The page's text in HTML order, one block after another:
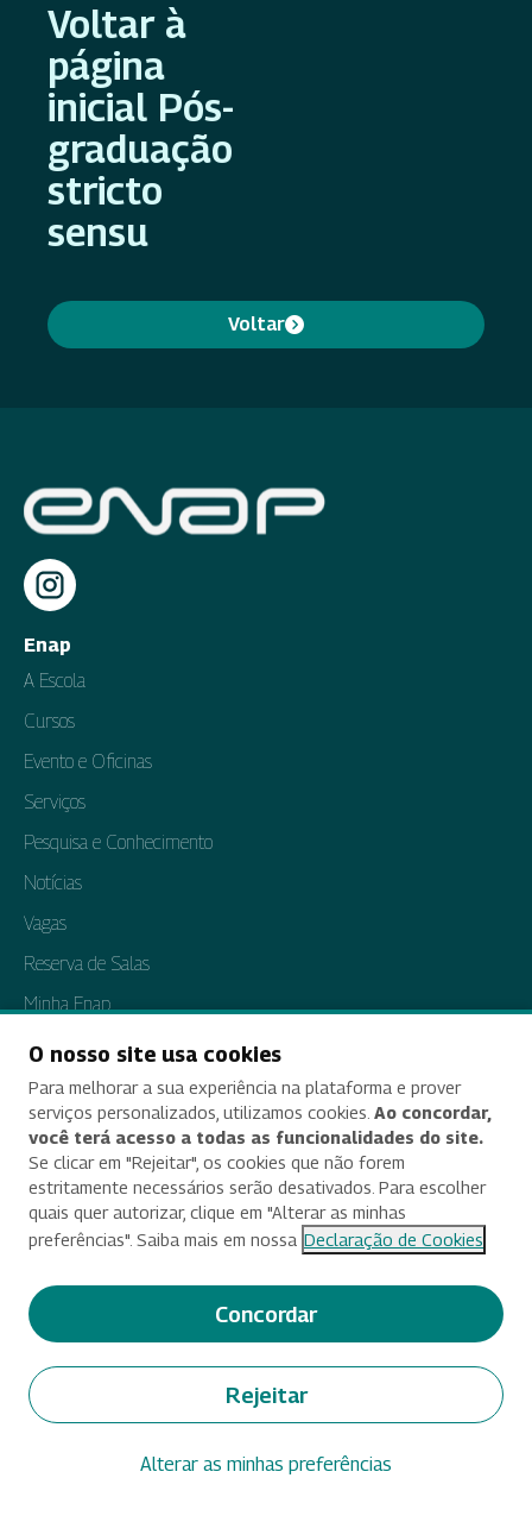
Voltar à
página
inicial Pós-
graduação
stricto
sensu
Voltar
Enap
A Escola
Cursos
Evento e Oficinas
Serviços
Pesquisa e Conhecimento
Notícias
Vagas
Reserva de Salas
Minha Enap
Fale Conosco
Acesso à Informação
Institucional
Ações e Programas
Participação Social
Auditorias
Convênios e Transferências
Receitas e Despesas
Licitações e Contratos
Servidores
O nosso site usa cookies
Para melhorar a sua experiência na plataforma e prover
serviços personalizados, utilizamos cookies. Ao concordar,
você terá acesso a todas as funcionalidades do site.
Se clicar em "Rejeitar", os cookies que não forem
estritamente necessários serão desativados. Para escolher
quais quer autorizar, clique em "Alterar as minhas
preferências". Saiba mais em nossa Declaração de Cookies
Concordar
Rejeitar
Alterar as minhas preferências